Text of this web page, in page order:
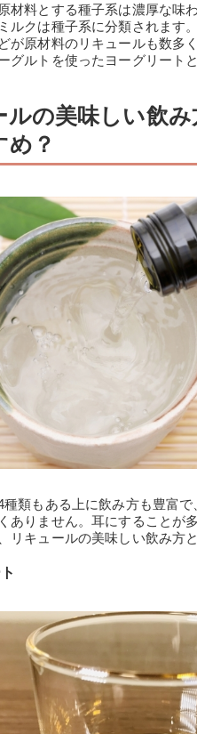
材料とする種子系は濃厚な味
ルクは種子系に分類されます
が原材料のリキュールも数多
グルトを使ったヨーグリート
ルの美味しい飲
め？
種類もある上に飲み方も豊富
ありません。耳にすることが
リキュールの美味しい飲み方